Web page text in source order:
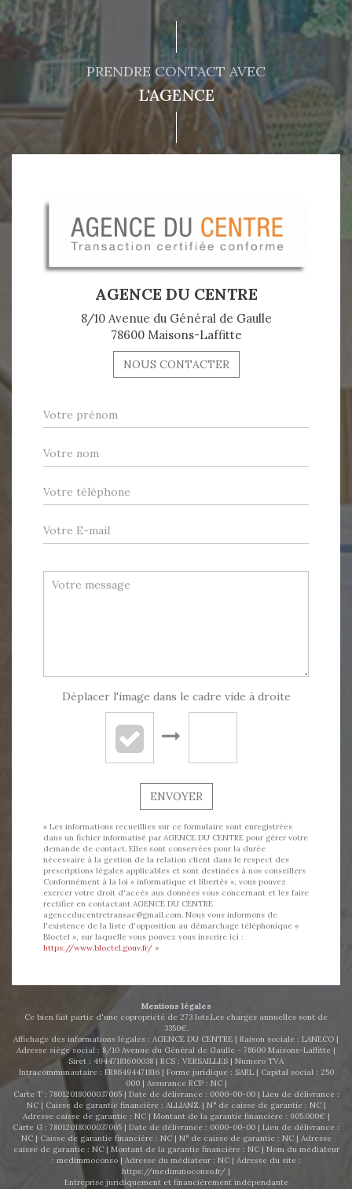
PRENDRE CONTACT AVEC
L'AGENCE
AGENCE DU CENTRE
8/10 Avenue du Général de Gaulle
78600 Maisons-Laffitte
NOUS CONTACTER
Déplacer l'image dans le cadre vide à droite
ENVOYER
« Les informations recueillies sur ce formulaire sont enregistrées
dans un fichier informatisé par AGENCE DU CENTRE pour gérer votre
demande de contact. Elles sont conservées pour la durée
nécessaire à la gestion de la relation client dans le respect des
prescriptions légales applicables et sont destinées à nos conseillers
Conformément à la loi « informatique et libertés », vous pouvez
exercer votre droit d'accès aux données vous concernant et les faire
rectifier en contactant AGENCE DU CENTRE
agenceducentretransac@gmail.com. Nous vous informons de
l'existence de la liste d'opposition au démarchage téléphonique «
Bloctel », sur laquelle vous pouvez vous inscrire ici :
https://www.bloctel.gouv.fr/ »
Mentions légales
Ce bien fait partie d'une copropriété de 273 lots.Les charges annuelles sont de
3350€.
Affichage des informations légales : AGENCE DU CENTRE | Raison sociale : LANECO |
Adresse siège social : 8/10 Avenue du Général de Gaulle - 78600 Maisons-Laffitte |
Siret : 49447181600038 | RCS : VERSAILLES | Numero TVA
Intracommunautaire : FR86494471816 | Forme juridique : SARL | Capital social : 250
000 | Assurance RCP : NC |
Carte T : 78012018000037065 | Date de délivrance : 0000-00-00 | Lieu de délivrance :
NC | Caisse de garantie financière : ALLIANZ. | N° de caisse de garantie : NC |
Adresse caisse de garantie : NC | Montant de la garantie financière : 905.000€ |
Carte G : 78012018000037065 | Date de délivrance : 0000-00-00 | Lieu de délivrance :
NC | Caisse de garantie financière : NC | N° de caisse de garantie : NC | Adresse
caisse de garantie : NC | Montant de la garantie financière : NC | Nom du médiateur
: medimmoconso | Adresse du médiateur : NC | Adresse du site :
https://medimmoconso.fr/ |
Entreprise juridiquement et financièrement indépendante